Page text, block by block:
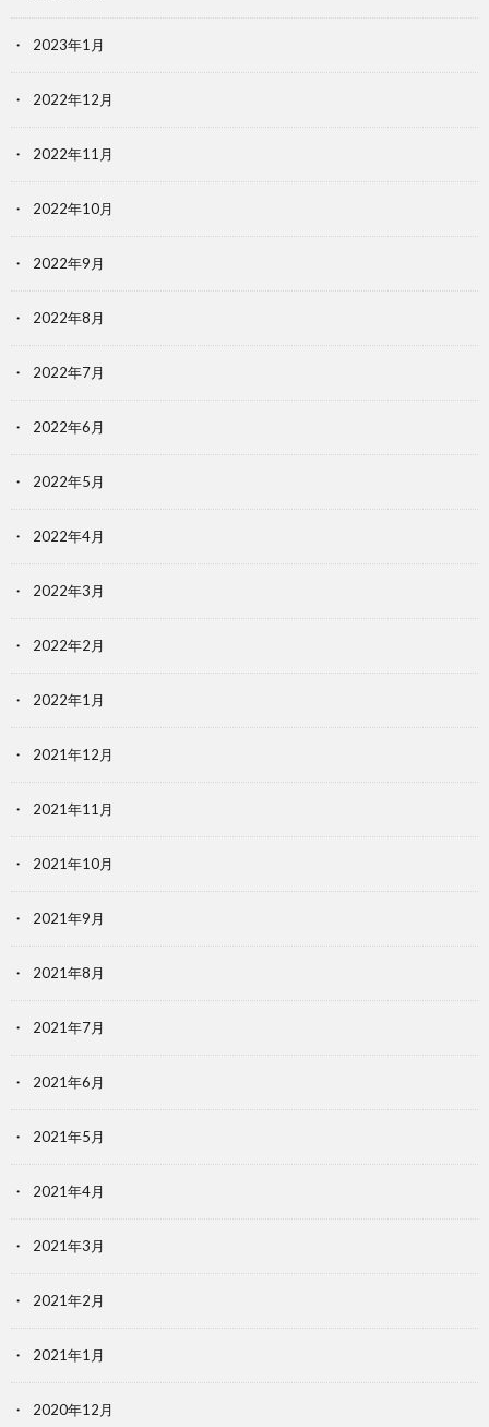
2023年1月
2022年12月
2022年11月
2022年10月
2022年9月
2022年8月
2022年7月
2022年6月
2022年5月
2022年4月
2022年3月
2022年2月
2022年1月
2021年12月
2021年11月
2021年10月
2021年9月
2021年8月
2021年7月
2021年6月
2021年5月
2021年4月
2021年3月
2021年2月
2021年1月
2020年12月